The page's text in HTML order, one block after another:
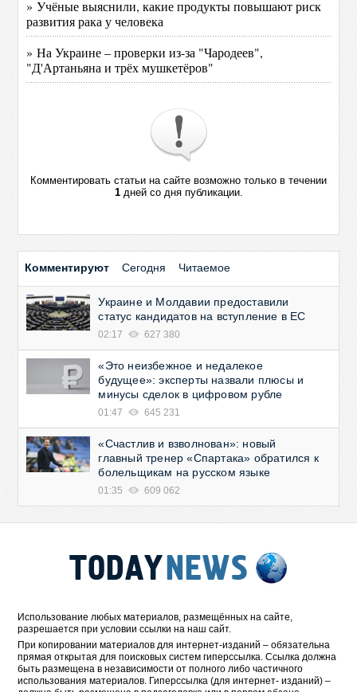
» Учёные выяснили, какие продукты повышают риск
развития рака у человека
» На Украине – проверки из-за "Чародеев",
"Д'Артаньяна и трёх мушкетёров"
Комментировать статьи на сайте возможно только в течении
1дней со дня публикации.
Комментируют Сегодня Читаемое
Украине и Молдавии предоставили
статус кандидатов на вступление в ЕС
02:17 627 380
«Это неизбежное и недалекое
будущее»: эксперты назвали плюсы и
минусы сделок в цифровом рубле
01:47 645 231
«Счастлив и взволнован»: новый
главный тренер «Спартака» обратился к
болельщикам на русском языке
01:35 609 062
Использование любых материалов, размещённых на сайте,
разрешается при условии ссылки на наш сайт.
При копировании материалов для интернет-изданий – обязательна
прямая открытая для поисковых систем гиперссылка. Ссылка должна
быть размещена в независимости от полного либо частичного
использования материалов. Гиперссылка (для интернет- изданий) –